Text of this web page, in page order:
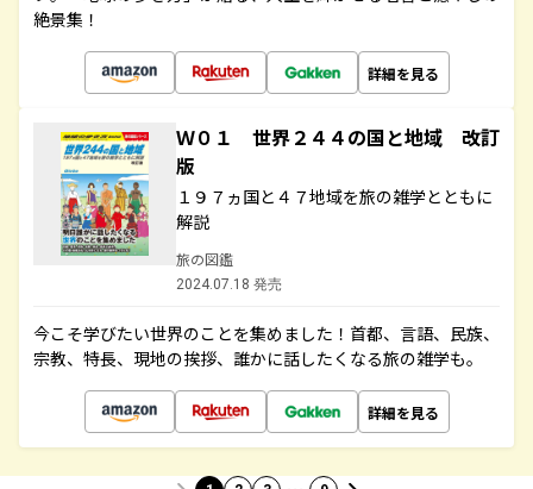
絶景集！
詳細を見る
Ｗ０１ 世界２４４の国と地域 改訂
版
１９７ヵ国と４７地域を旅の雑学とともに
解説
旅の図鑑
2024.07.18 発売
今こそ学びたい世界のことを集めました！首都、言語、民族、
宗教、特長、現地の挨拶、誰かに話したくなる旅の雑学も。
詳細を見る